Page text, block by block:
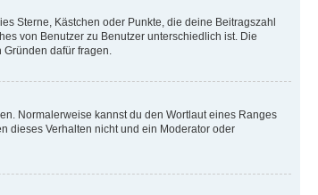
Sterne, Kästchen oder Punkte, die deine Beitragszahl
von Benutzer zu Benutzer unterschiedlich ist. Die
dafür fragen.
Normalerweise kannst du den Wortlaut eines Ranges
dieses Verhalten nicht und ein Moderator oder